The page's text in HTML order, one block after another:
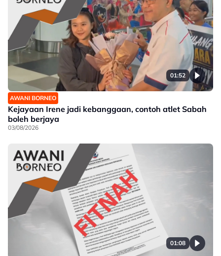
01:52
AWANI BORNEO
Kejayaan Irene jadi kebanggaan, contoh atlet Sabah
boleh berjaya
03/08/2026
01:08